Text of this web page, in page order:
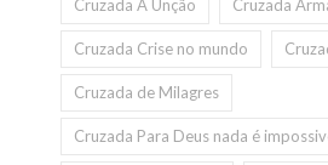
Cruzada A Unção Cruzada
Cruzada Crise no mundo
Cruzada de Milagres
Cruzada Para Deus nada é